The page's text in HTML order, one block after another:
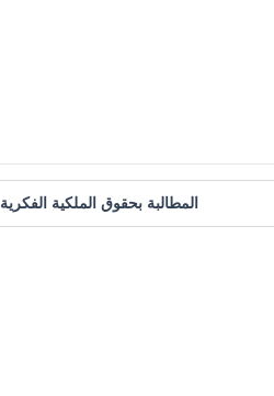
المطالبة بحقوق الملكية الفكرية